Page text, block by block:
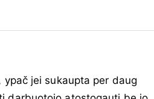
jei sukaupta per daug